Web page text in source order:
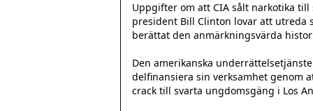
Uppgifter om att CIA sålt narkotika till
president Bill Clinton lovar att utreda
berättat den anmärkningsvärda
Den amerikanska
delfinansiera sin verksamhet genom
crack till svarta ungdomsgäng i Los